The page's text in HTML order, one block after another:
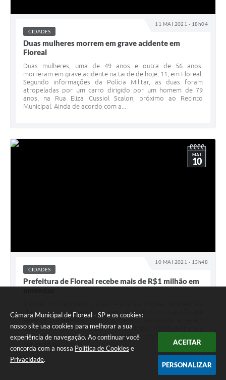
Câmara Municipal de Floreal - SP e os cookies:
nosso site usa cookies para melhorar a sua
experiência de navegação. Ao continuar você
concorda com a nossa Política de Cookies e
Privacidade.
ACEITAR
PERSONALIZAR
11 MAI 2021 - 18h04
CIDADES
Duas mulheres morrem em grave acidente em
Floreal
Duas mulheres, uma de 49 anos e outra de 56 anos,
morreram em grave acidente na tarde de hoje, 11, em Floreal.
Segundo informações da Polícia Militar, as duas foram
atropeladas por um carro dirigido por um homem de 79
anos, na Rua Eliza Cussiol Scalon, próximo ao Recinto
Municipal. Ainda de acordo com a...
10 MAI 2021 - 13h48
MAI
10
CIDADES
Prefeitura de Floreal recebe mais de R$1 milhão em
última segunda-feira - 3 de maio, um ofício no qual informa
emenda parlamentar no total de R$1.300.000,00 a serem
destinados em vários setores do município: R$300 mil para a
aquisição de equipamentos de defesa civil; R$350 mil para
aquisição de...